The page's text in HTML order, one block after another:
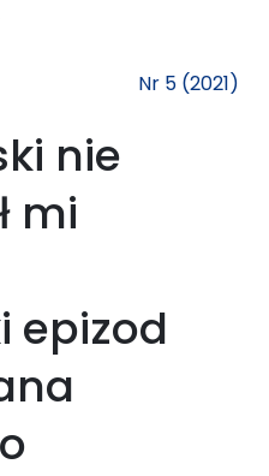
Nr 5 (2021)
nie
mi
epizod